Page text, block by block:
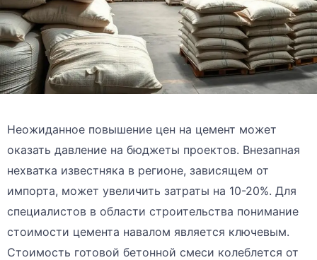
Неожиданное повышение цен на цемент может
оказать давление на бюджеты проектов. Внезапная
нехватка известняка в регионе, зависящем от
импорта, может увеличить затраты на 10-20%. Для
специалистов в области строительства понимание
стоимости цемента навалом является ключевым.
Стоимость готовой бетонной смеси колеблется от